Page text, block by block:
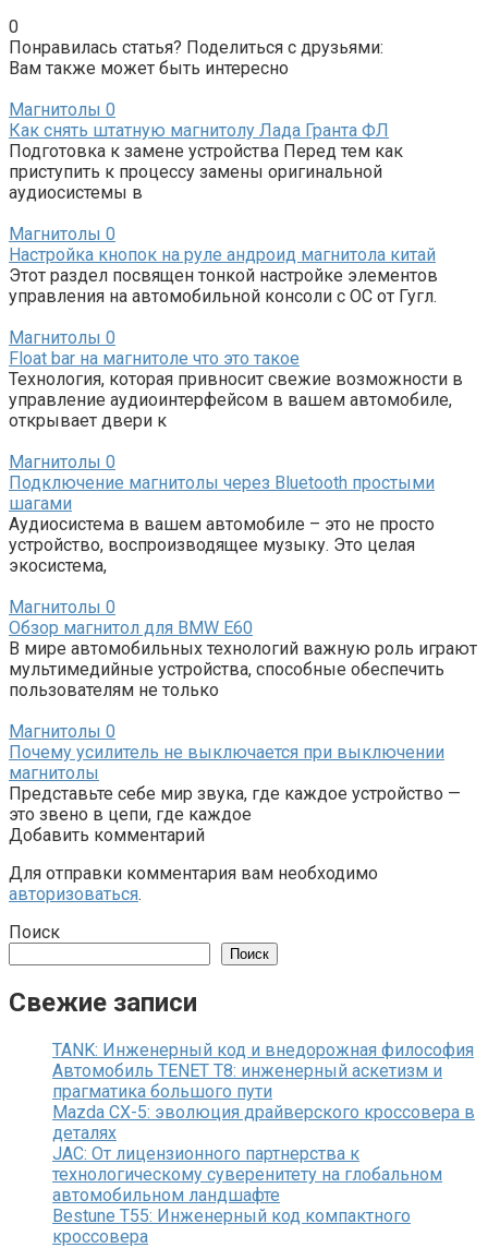
0
Понравилась статья? Поделиться с друзьями:
Вам также может быть интересно
Магнитолы 0
Как снять штатную магнитолу Лада Гранта ФЛ
Подготовка к замене устройства Перед тем как
приступить к процессу замены оригинальной
аудиосистемы в
Магнитолы 0
Настройка кнопок на руле андроид магнитола китай
Этот раздел посвящен тонкой настройке элементов
управления на автомобильной консоли с ОС от Гугл.
Магнитолы 0
Float bar на магнитоле что это такое
Технология, которая привносит свежие возможности в
управление аудиоинтерфейсом в вашем автомобиле,
открывает двери к
Магнитолы 0
Подключение магнитолы через Bluetooth простыми
шагами
Аудиосистема в вашем автомобиле – это не просто
устройство, воспроизводящее музыку. Это целая
экосистема,
Магнитолы 0
Обзор магнитол для BMW E60
В мире автомобильных технологий важную роль играют
мультимедийные устройства, способные обеспечить
пользователям не только
Магнитолы 0
Почему усилитель не выключается при выключении
магнитолы
Представьте себе мир звука, где каждое устройство —
это звено в цепи, где каждое
Добавить комментарий
Для отправки комментария вам необходимо
авторизоваться.
Поиск
Поиск
Свежие записи
TANK: Инженерный код и внедорожная философия
Автомобиль TENET T8: инженерный аскетизм и
прагматика большого пути
Mazda CX-5: эволюция драйверского кроссовера в
деталях
JAC: От лицензионного партнерства к
технологическому суверенитету на глобальном
автомобильном ландшафте
Bestune T55: Инженерный код компактного
кроссовера